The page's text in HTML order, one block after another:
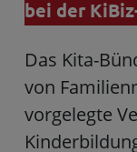
bei der
Das Kita-
von
vorgelegte